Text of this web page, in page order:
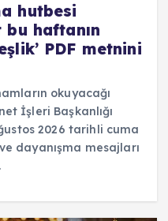
hutbesi
bu haftanın
PDF metnini
okuyacağı
İşleri Başkanlığı
2026 tarihli cuma
dayanışma mesajları